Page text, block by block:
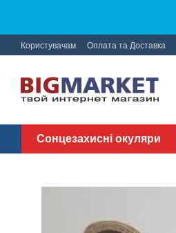
Користувачам Оплата та Доставка
Сонцезахисні окуляри